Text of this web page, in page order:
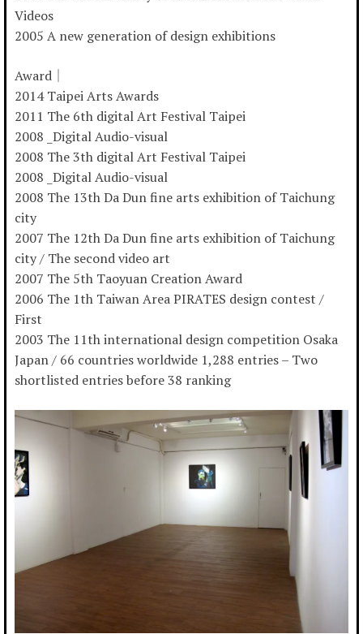
Videos
2005 A new generation of design exhibitions
Award｜
2014 Taipei Arts Awards
2011 The 6th digital Art Festival Taipei
2008 _Digital Audio-visual
2008 The 3th digital Art Festival Taipei
2008 _Digital Audio-visual
2008 The 13th Da Dun fine arts exhibition of Taichung
city
2007 The 12th Da Dun fine arts exhibition of Taichung
city / The second video art
2007 The 5th Taoyuan Creation Award
2006 The 1th Taiwan Area PIRATES design contest /
First
2003 The 11th international design competition Osaka
Japan / 66 countries worldwide 1,288 entries – Two
shortlisted entries before 38 ranking